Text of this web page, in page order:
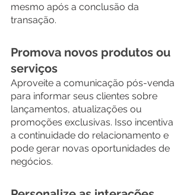
mesmo após a conclusão da
transação.
Promova novos produtos ou
serviços
Aproveite a comunicação pós-venda
para informar seus clientes sobre
lançamentos, atualizações ou
promoções exclusivas. Isso incentiva
a continuidade do relacionamento e
pode gerar novas oportunidades de
negócios.